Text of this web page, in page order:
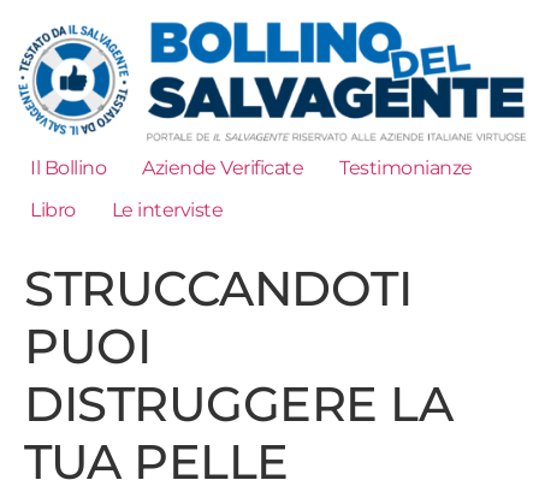
Il Bollino Aziende Verificate
Testimonianze
Libro
Le interviste
STRUCCANDOTI
PUOI
DISTRUGGERE LA
TUA PELLE